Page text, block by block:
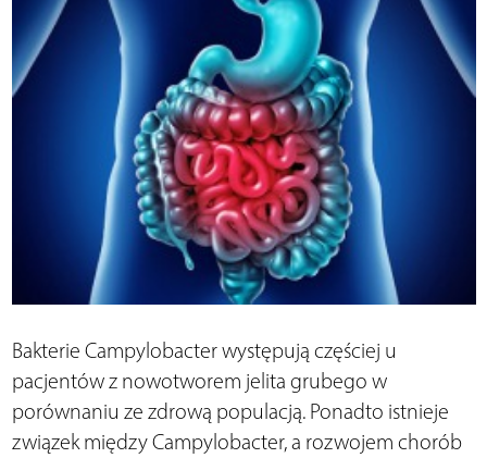
Bakterie Campylobacter występują częściej u
pacjentów z nowotworem jelita grubego w
porównaniu ze zdrową populacją. Ponadto istnieje
związek między Campylobacter, a rozwojem chorób